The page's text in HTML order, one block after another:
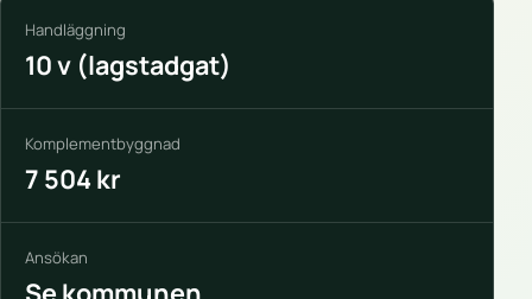
Handläggning
10 v (lagstadgat)
Komplementbyggnad
7 504 kr
Ansökan